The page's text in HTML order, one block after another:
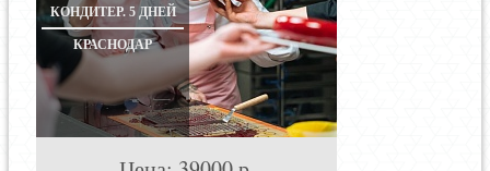
КОНДИТЕР. 5 ДНЕЙ
КРАСНОДАР